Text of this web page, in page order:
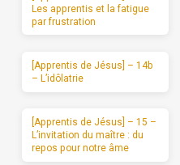
Les apprentis et la fatigue
par frustration
[Apprentis de Jésus] – 14b
– L’idôlatrie
[Apprentis de Jésus] – 15 –
L’invitation du maître : du
repos pour notre âme